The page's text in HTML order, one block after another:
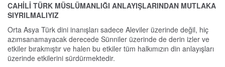
CAHİLİ TÜRK MÜSLÜMANLIĞI ANLAYIŞLARINDAN MUTLAKA
SIYRILMALIYIZ
Orta Asya Türk dini inanışları sadece Aleviler üzerinde değil, hiç
azımsanamayacak derecede Sünniler üzerinde de derin izler ve
etkiler bırakmıştır ve halen bu etkiler tüm halkımızın din anlayışları
üzerinde etkilerini sürdürmektedir.